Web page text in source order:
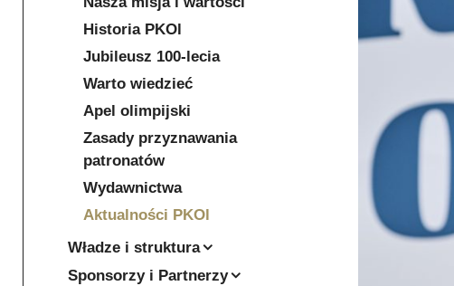
Historia PKOl
Jubileusz 100-lecia
Warto wiedzieć
Apel olimpijski
Zasady przyznawania
patronatów
Wydawnictwa
Aktualności PKOl
Władze i struktura
Sponsorzy i Partnerzy